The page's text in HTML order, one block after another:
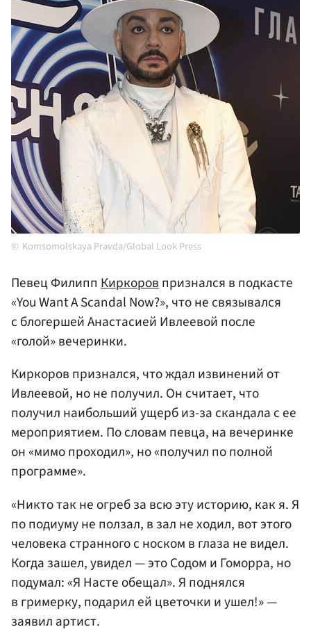
Komsomolskaya Pravda/Global Look Press
Певец Филипп Киркоровпризнался в подкасте
«You Want A Scandal Now?», что не связывался
с блогершей Анастасией Ивлеевой после
«голой» вечеринки.
Киркоров признался, что ждал извинений от
Ивлеевой, но не получил. Он считает, что
получил наибольший ущерб из-за скандала с ее
мероприятием. По словам певца, на вечеринке
он «мимо проходил», но «получил по полной
программе».
«Никто так не огреб за всю эту историю, как я. Я
по подиуму не ползал, в зал не ходил, вот этого
человека странного с носком в глаза не видел.
Когда зашел, увидел — это Содом и Гоморра, но
подумал: «Я Насте обещал». Я поднялся
в гримерку, подарил ей цветочки и ушел!» —
заявил артист.